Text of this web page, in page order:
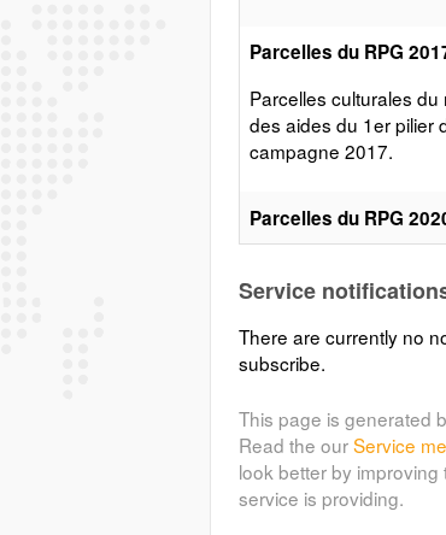
Parcelles du RPG
Parcelles culturales
des aides du 1er pilier
campagne 2017.
Parcelles du RPG
des aides du 1er pilier
Parcelles culturales
des aides du 1er pilier
campagne 2022. Le
géographiques
Service
There are currently no
subscribe.
This page is generated
Read the ourService
look better by
service is providing.